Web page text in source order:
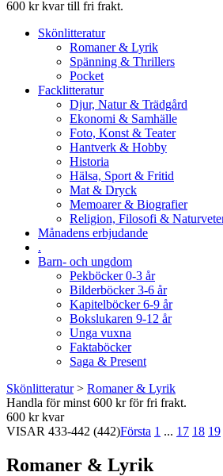
600 kr kvar till fri frakt.
Skönlitteratur
Romaner & Lyrik
Spänning & Thrillers
Pocket
Facklitteratur
Djur, Natur & Trädgård
Ekonomi & Samhälle
Foto, Konst & Teater
Hantverk & Hobby
Historia
Hälsa, Sport & Fritid
Mat & Dryck
Memoarer & Biografier
Religion, Filosofi &
Månadens erbjudande
.
Barn- och ungdom
Pekböcker 0-3 år
Bilderböcker 3-6 år
Kapitelböcker 6-9 år
Bokslukaren 9-12 år
Unga vuxna
Faktaböcker
Saga & Present
Skönlitteratur> Romaner & Lyrik
Handla för minst 600 kr för fri frakt.
600 kr kvar
VISAR 433-442 (442)Första 1 ... 17 18 19
Romaner & Lyrik